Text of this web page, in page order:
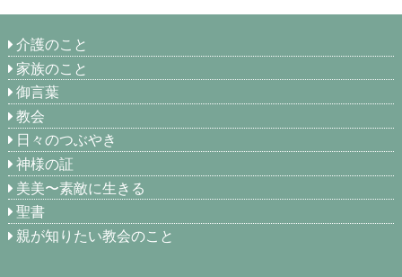
介護のこと
家族のこと
御言葉
教会
日々のつぶやき
神様の証
美美〜素敵に生きる
聖書
親が知りたい教会のこと